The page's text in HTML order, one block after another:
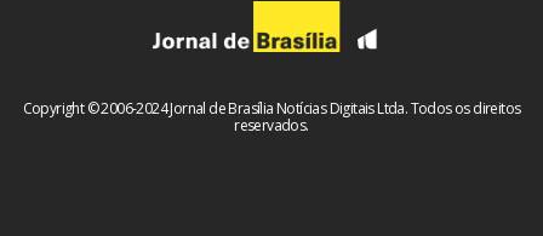
Copyright © 2006-2024 Jornal de Brasília Notícias Digitais Ltda. Todos os direitos
reservados.